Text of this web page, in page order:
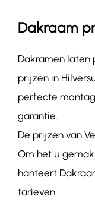
Dakraam
Dakramen laten
prijzen in
perfecte
garantie.
De prijzen van
Om het u
hanteert
tarieven.